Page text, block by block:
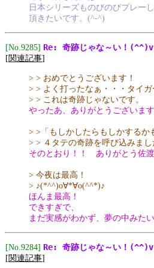
日本シリーズものびのびプレー
頂きたいです。(^-^)
[No.9285] Re: 奇跡じゃな～い！(^^)v
[関連記事]
> > おめでとうございます！
> > よく打ったなぁ・・・タイガ
> > これは奇跡じゃないです。
やったあ、ありがとうございます
> >「もしかしたらもしかする
> > ４タテの奇跡を呼び込みまし
そのとおり！！ ありがとう佐渡
> 今夜は最高！
> ♪(*^^)o∀*∀o(^^*)♪
ほんま最高！
できすぎで、
まだ実感がわかず、夢の中みたい
[No.9284] Re: 奇跡じゃな～い！(^^)v
[関連記事]